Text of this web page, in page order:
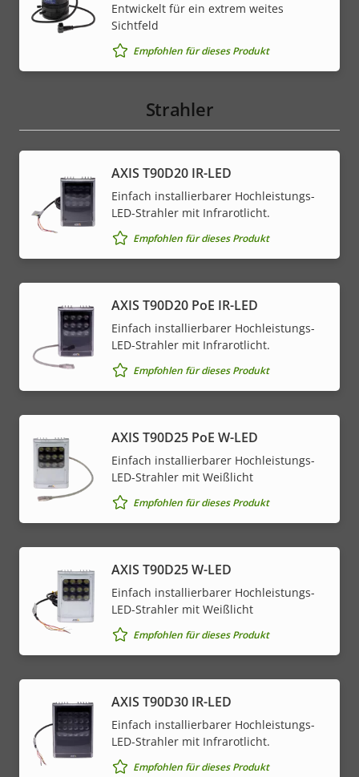
Entwickelt für ein extrem weites
Sichtfeld
Empfohlen für dieses Produkt
Strahler
AXIS T90D20 IR-LED
Einfach installierbarer Hochleistungs-
LED-Strahler mit Infrarotlicht.
Empfohlen für dieses Produkt
AXIS T90D20 PoE IR-LED
Einfach installierbarer Hochleistungs-
LED-Strahler mit Infrarotlicht.
Empfohlen für dieses Produkt
AXIS T90D25 PoE W-LED
Einfach installierbarer Hochleistungs-
LED-Strahler mit Weißlicht
Empfohlen für dieses Produkt
AXIS T90D25 W-LED
Einfach installierbarer Hochleistungs-
LED-Strahler mit Weißlicht
Empfohlen für dieses Produkt
AXIS T90D30 IR-LED
Einfach installierbarer Hochleistungs-
LED-Strahler mit Infrarotlicht.
Empfohlen für dieses Produkt